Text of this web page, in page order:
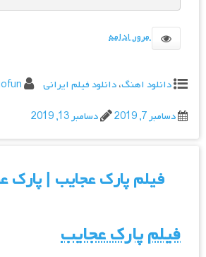
مرور ادامه
دانلود اهنگ،دانلود فیلم ایرانی
دسامبر 7, 2019
دسامبر 13, 2019
فیلم پارک عجایب | پارک
فیلم پارک عجایب